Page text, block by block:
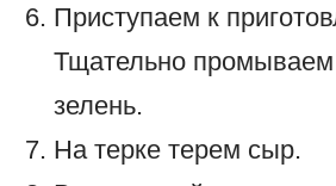
Приступаем к
Тщательно
зелень.
На терке терем сыр.